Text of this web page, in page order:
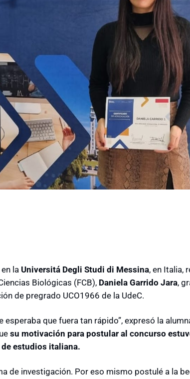
la Universitá Degli Studi di Messina, en Italia,
Biológicas (FCB), Daniela Garrido Jara,
de pregrado UCO1966 de la UdeC.
esperaba que fuera tan rápido”, expresó la
su motivación para postular al concurso
estudios italiana.
de investigación. Por eso mismo postulé a la